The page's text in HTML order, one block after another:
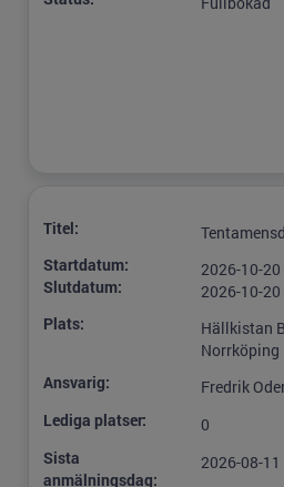
Titel:
Startdatum:
Slutdatum:
2026-10-
2026-10-
Plats:
Hällkistan
Norrköping
Ansvarig:
Fredrik
Lediga platser:
0
Sista
anmälningsdag:
2026-08-11